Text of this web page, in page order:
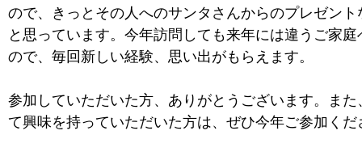
ので、きっとその人へのサンタさんからのプレゼント
と思っています。今年訪問しても来年には違うご家庭
ので、毎回新しい経験、思い出がもらえます。
参加していただいた方、ありがとうございます。また
て興味を持っていただいた方は、ぜひ今年ご参加くだ